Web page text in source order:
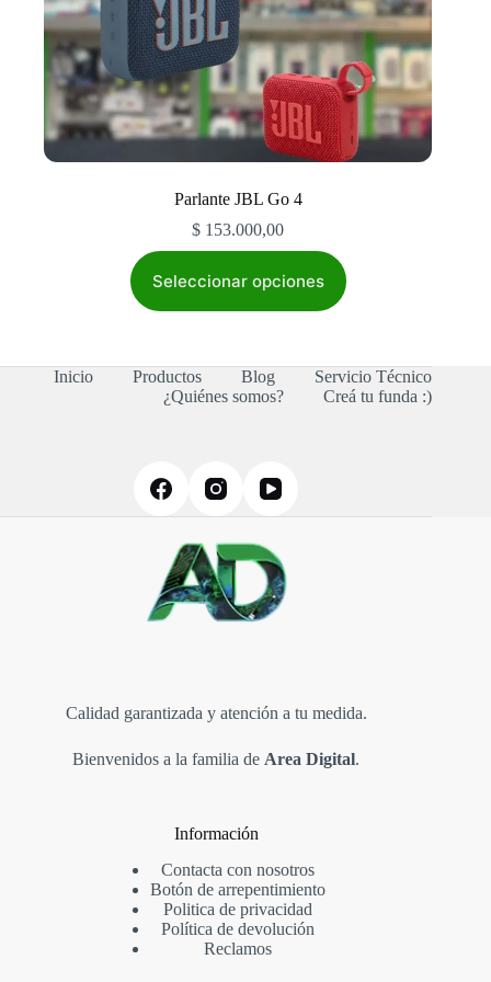
Parlante JBL Go 4
$ 153.000,00
Seleccionar opciones
producto
opciones
se
página
de
Inicio Productos Blog
Servicio Técnico
¿Quiénes somos?
Creá tu funda :)
Calidad garantizada y atención a tu medida.
Bienvenidos a la familia de Area Digital.
Información
Contacta con nosotros
Botón de arrepentimiento
Politica de privacidad
Política de devolución
Reclamos